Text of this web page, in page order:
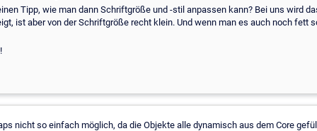
Tipp, wie man dann Schriftgröße und -stil anpassen kann? Bei uns wird
ist aber von der Schriftgröße recht klein. Und wenn man es auch noch fett
nicht so einfach möglich, da die Objekte alle dynamisch aus dem Core